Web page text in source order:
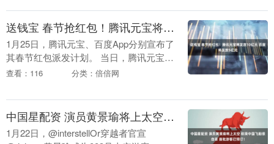
统芯片硅基研究范....
送钱宝 春节抢红包！腾讯元宝将发放10亿元 百度将发放5亿元
1月25日，腾讯元宝、百度App分别宣布了
其春节红包派发计划。 当日，腾讯元宝微
信公众号发布《关于春节分10亿现金的通
上元....
查看：116 分类：倍倍网
中国星配资 演员黄景瑜将上太空 称乘中国飞船很自豪 首批游客已预订！
1月22日，@interstellOr穿越者官宣